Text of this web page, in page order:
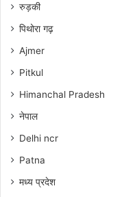
रुड़की
पिथोरा गढ़
Ajmer
Pitkul
Himanchal Pradesh
नेपाल
Delhi ncr
Patna
मध्य प्रदेश